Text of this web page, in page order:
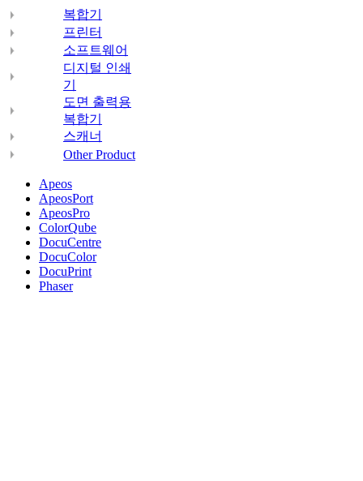
복합기
프린터
소프트웨어
디지털 인쇄
기
도면 출력용
복합기
스캐너
Other Product
Apeos
ApeosPort
ApeosPro
ColorQube
DocuCentre
DocuColor
DocuPrint
Phaser